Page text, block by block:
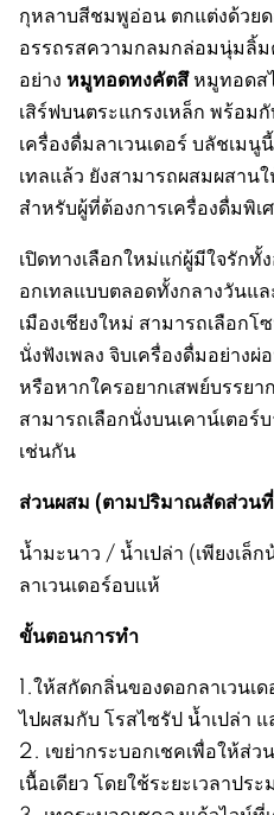
กุหลาบสีชมพูอ่อน ตกแต่งด้วยด
อรรถรสความกลมกล่อมนุ่มลิ้
อย่าง หมูทอดทงคัตสึหมูทอดส
เสิร์ฟบนตระแกรงเหล็ก พร้อ
เครื่องดื่มลาเวนเดอร์ บลัชเม
เทลแล้ว ยังสามารถผสมผสาน
สำหรับผู้ที่ต้องการเครื่องดื่มพิเ
เปิดทางเลือกใหม่แก่ผู้มีใจรัก
อกเทลแบบตลอดทั้งกลางวันแ
เมืองเชียงใหม่ สามารถเลือก
นั่งฟังเพลง จิบเครื่องดื่มอย่าง
หรือหากใครอยากเสพย์บรรย
สามารถเลือกนั่งบนเคาน์เตอร์
เช่นกัน
ส่วนผสม (ตามปริมาณสัดส่วน
น้ำมะนาว / น้ำเปล่า (เพียงเล็
ลาเวนเดอร์อบแห้
ขั้นตอนการทำ
1.ให้สกัดกลิ่นของดอกลาเวนเ
ไปผสมกับ โรสไซรัป น้ำเปล่า
2. เขย่ากระบอกเชคเพื่อให้ส่
เนื้อเดียว โดยใช้ระยะเวลาปร